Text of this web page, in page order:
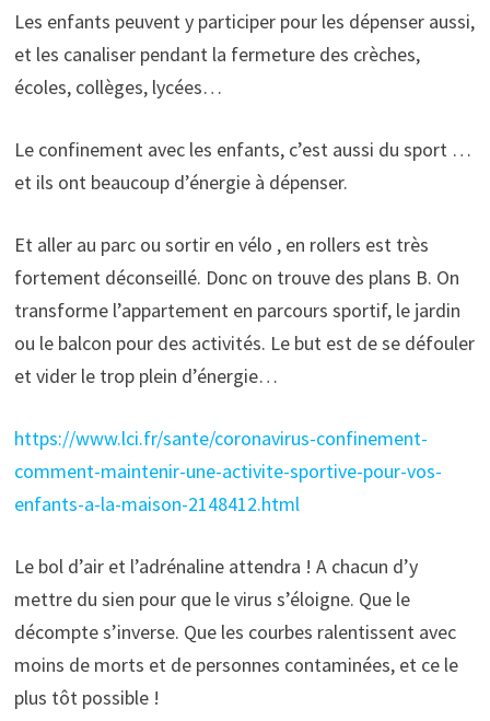
Les enfants peuvent y participer pour les dépenser aussi,
et les canaliser pendant la fermeture des crèches,
écoles, collèges, lycées…
Le confinement avec les enfants, c’est aussi du sport …
et ils ont beaucoup d’énergie à dépenser.
Et aller au parc ou sortir en vélo , en rollers est très
fortement déconseillé. Donc on trouve des plans B. On
transforme l’appartement en parcours sportif, le jardin
ou le balcon pour des activités. Le but est de se défouler
et vider le trop plein d’énergie…
https://www.lci.fr/sante/coronavirus-confinement-
comment-maintenir-une-activite-sportive-pour-vos-
enfants-a-la-maison-2148412.html
Le bol d’air et l’adrénaline attendra ! A chacun d’y
mettre du sien pour que le virus s’éloigne. Que le
décompte s’inverse. Que les courbes ralentissent avec
moins de morts et de personnes contaminées, et ce le
plus tôt possible !